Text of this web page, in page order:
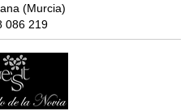
(Murcia)
086 219